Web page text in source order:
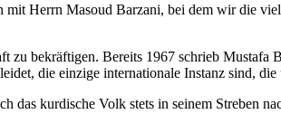
Herrn Masoud Barzani, bei dem wir die
bekräftigen. Bereits 1967 schrieb Mustafa
die einzige internationale Instanz sind,
das kurdische Volk stets in seinem Streben